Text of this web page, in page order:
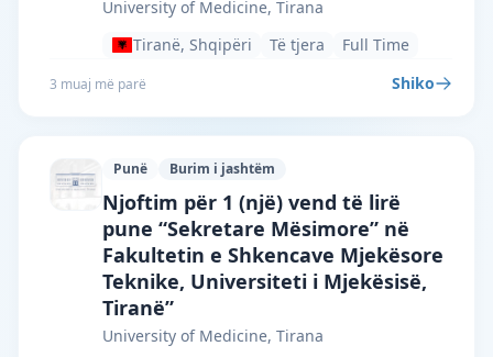
University of Medicine, Tirana
Tiranë, Shqipëri
Të tjera Full Time
3 muaj më parë Shiko
Punë Burim i jashtëm
University of Medicine, Tirana · Tiranë
Njoftim për 1 (një) vend të lirë
pune “Sekretare Mësimore” në
Fakultetin e Shkencave Mjekësore
Teknike, Universiteti i Mjekësisë,
Tiranë”
University of Medicine, Tirana